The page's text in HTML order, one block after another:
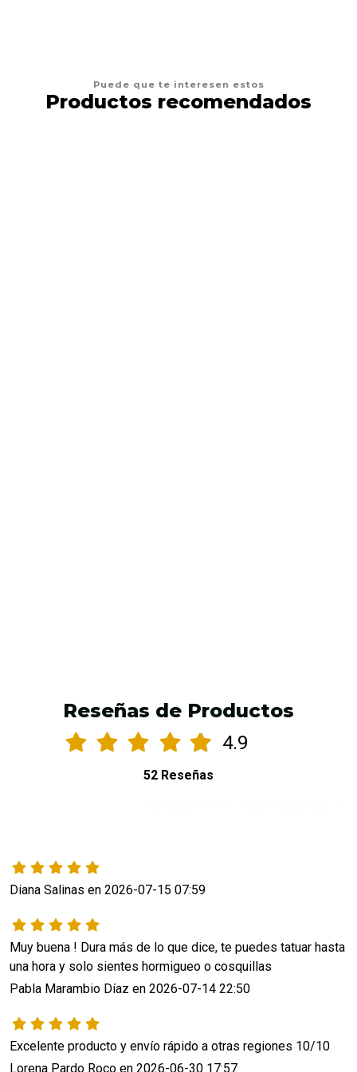
Puede que te interesen estos
Productos recomendados
Reseñas de Productos
4.9
52 Reseñas
Diana Salinas en 2026-07-15 07:59
Muy buena ! Dura más de lo que dice, te puedes tatuar hasta
Pabla Marambio Díaz en 2026-07-14 22:50
Excelente producto y envío rápido a otras regiones 10/10
Lorena Pardo Roco en 2026-06-30 17:57